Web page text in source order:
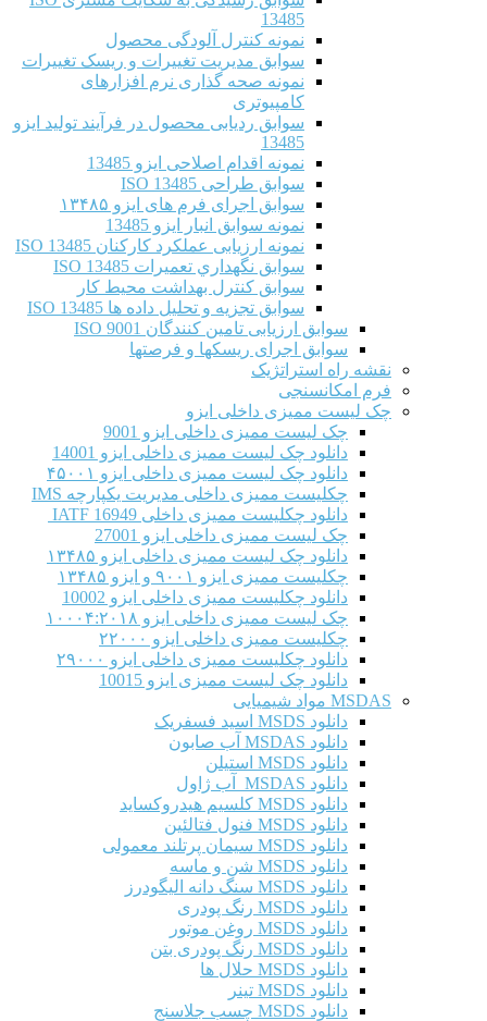
13485
نمونه کنترل آلودگی محصول
سوابق مدیریت تغییرات و ریسک تغییرات
نمونه صحه گذاری نرم افزارهای
کامپیوتری
سوابق ردیابی محصول در فرآیند تولید ایزو
13485
نمونه اقدام اصلاحی ایزو 13485
سوابق طراحی ISO 13485
سوابق اجرای فرم های ایزو ۱۳۴۸۵
نمونه سوابق انبار ایزو 13485
نمونه ارزیابی عملکرد کارکنان ISO 13485
سوابق نگهداري تعميرات ISO 13485
سوابق کنترل بهداشت محیط کار
سوابق تجزیه و تحلیل داده ها ISO 13485
سوابق ارزیابی تامین کنندگان ISO 9001
سوابق اجرای ریسکها و فرصتها
نقشه راه استراتژیک
فرم امکانسنجی
چک لیست ممیزی داخلی ایزو
چک لیست ممیزی داخلی ایزو 9001
دانلود چک لیست ممیزی داخلی ایزو 14001
دانلود چک لیست ممیزی داخلی ایزو ۴۵۰۰۱
چکلیست ممیزی داخلی مدیریت یکپارچه IMS
دانلود چکلیست ممیزی داخلی IATF 16949
چک لیست ممیزی داخلی ایزو 27001
دانلود چک لیست ممیزی داخلی ایزو ۱۳۴۸۵
چکلیست ممیزی ایزو ۹۰۰۱ و ایزو ۱۳۴۸۵
دانلود چکلیست ممیزی داخلی ایزو 10002
چک لیست ممیزی داخلی ایزو ۱۰۰۰۴:۲۰۱۸
چکلیست ممیزی داخلی ایزو ۲۲۰۰۰
دانلود چکلیست ممیزی داخلی ایزو ۲۹۰۰۰
دانلود چک لیست ممیزی ایزو 10015
MSDAS مواد شیمیایی
دانلود MSDS اسید فسفریک
دانلود MSDAS آب صابون
دانلود MSDS استیلن
دانلود MSDAS آب ژاول
دانلود MSDS کلسیم هیدروکساید
دانلود MSDS فنول فتالئین
دانلود MSDS سیمان پرتلند معمولی
دانلود MSDS شن و ماسه
دانلود MSDS سنگ دانه الیگودرز
دانلود MSDS رنگ پودری
دانلود MSDS روغن موتور
دانلود MSDS رنگ پودری بتن
دانلود MSDS حلال ها
دانلود MSDS تینر
دانلود MSDS چسب جلاسنج